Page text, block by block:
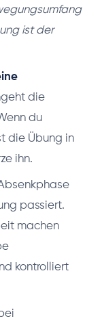
ist der
die
du
die Übung in
ihn.
passiert.
machen
kontrolliert